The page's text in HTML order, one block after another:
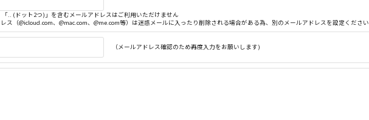
.. (ドット2つ)」を含むメールアドレスはご利用いただけません
ス（@icloud.com、@mac.com、@me.com等）は迷惑メールに入ったり削除される場合がある為、別のメールアドレスを設定ください
（メールアドレス確認のため再度入力をお願いします)